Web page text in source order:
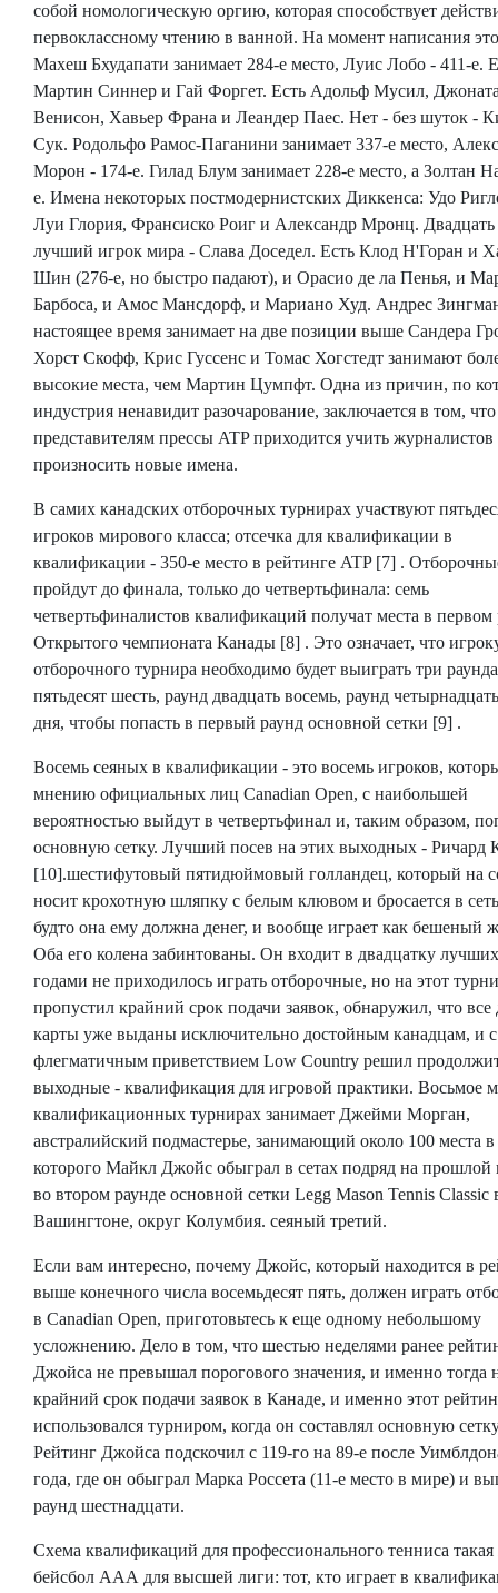
собой номологическую оргию, которая способствует
первоклассному чтению в ванной. На момент написания
Махеш Бхудапати занимает 284-е место, Луис Лобо - 411-е.
Мартин Синнер и Гай Форгет. Есть Адольф Мусил,
Венисон, Хавьер Франа и Леандер Паес. Нет - без шуток -
Сук. Родольфо Рамос-Паганини занимает 337-е место,
Морон - 174-е. Гилад Блум занимает 228-е место, а Золтан
е. Имена некоторых постмодернистских Диккенса: Удо
Луи Глория, Франсиско Роиг и Александр Мронц. Двадцать
лучший игрок мира - Слава Доседел. Есть Клод Н'Горан и
Шин (276-е, но быстро падают), и Орасио де ла Пенья, и
Барбоса, и Амос Мансдорф, и Мариано Худ. Андрес
настоящее время занимает на две позиции выше Сандера
Хорст Скофф, Крис Гуссенс и Томас Хогстедт занимают
высокие места, чем Мартин Цумпфт. Одна из причин, по
индустрия ненавидит разочарование, заключается в том, что
представителям прессы ATP приходится учить журналистов
произносить новые имена.
В самих канадских отборочных турнирах участвуют
игроков мирового класса; отсечка для квалификации в
квалификации - 350-е место в рейтинге ATP [7] .
пройдут до финала, только до четвертьфинала: семь
четвертьфиналистов квалификаций получат места в первом
Открытого чемпионата Канады [8] . Это означает, что
отборочного турнира необходимо будет выиграть три
пятьдесят шесть, раунд двадцать восемь, раунд
дня, чтобы попасть в первый раунд основной сетки [9] .
Восемь сеяных в квалификации - это восемь игроков,
мнению официальных лиц Canadian Open, с наибольшей
вероятностью выйдут в четвертьфинал и, таким образом,
основную сетку. Лучший посев на этих выходных - Ричард
[10].шестифутовый пятидюймовый голландец, который на
носит крохотную шляпку с белым клювом и бросается в
будто она ему должна денег, и вообще играет как бешеный
Оба его колена забинтованы. Он входит в двадцатку
годами не приходилось играть отборочные, но на этот
пропустил крайний срок подачи заявок, обнаружил, что все
карты уже выданы исключительно достойным канадцам, и с
флегматичным приветствием Low Country решил
выходные - квалификация для игровой практики. Восьмое
квалификационных турнирах занимает Джейми Морган,
австралийский подмастерье, занимающий около 100 места
которого Майкл Джойс обыграл в сетах подряд на прошлой
во втором раунде основной сетки Legg Mason Tennis Classic
Вашингтоне, округ Колумбия. сеяный третий.
Если вам интересно, почему Джойс, который находится в
выше конечного числа восемьдесят пять, должен играть
в Canadian Open, приготовьтесь к еще одному небольшому
усложнению. Дело в том, что шестью неделями ранее
Джойса не превышал порогового значения, и именно тогда
крайний срок подачи заявок в Канаде, и именно этот
использовался турниром, когда он составлял основную
Рейтинг Джойса подскочил с 119-го на 89-е после
года, где он обыграл Марка Россета (11-е место в мире) и
раунд шестнадцати.
Схема квалификаций для профессионального тенниса
бейсбол ААА для высшей лиги: тот, кто играет в